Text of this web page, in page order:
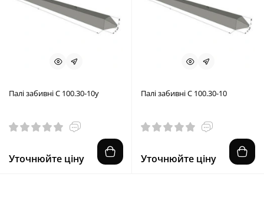
Палі забивні С 100.30-10у
Уточнюйте ціну
Палі забивні С 100.30-10
Уточнюйте ціну